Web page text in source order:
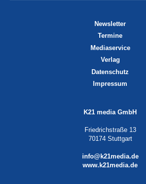
Newsletter
Termine
Mediaservice
Verlag
Datenschutz
Impressum
K21 media GmbH
Friedrichstraße 13
70174 Stuttgart
info@k21media.de
www.k21media.de